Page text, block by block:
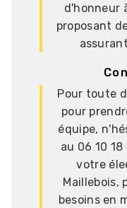
d'honneur
proposant
Pour toute
pour
équipe,
au 06 10
votre
Maillebois,
besoins en